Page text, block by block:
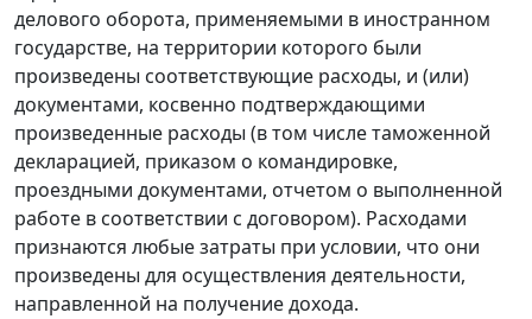
делового оборота, применяемыми в иностранном
государстве, на территории которого были
произведены соответствующие расходы, и (или)
документами, косвенно подтверждающими
произведенные расходы (в том числе таможенной
декларацией, приказом о командировке,
проездными документами, отчетом о выполненной
работе в соответствии с договором). Расходами
признаются любые затраты при условии, что они
произведены для осуществления деятельности,
направленной на получение дохода.